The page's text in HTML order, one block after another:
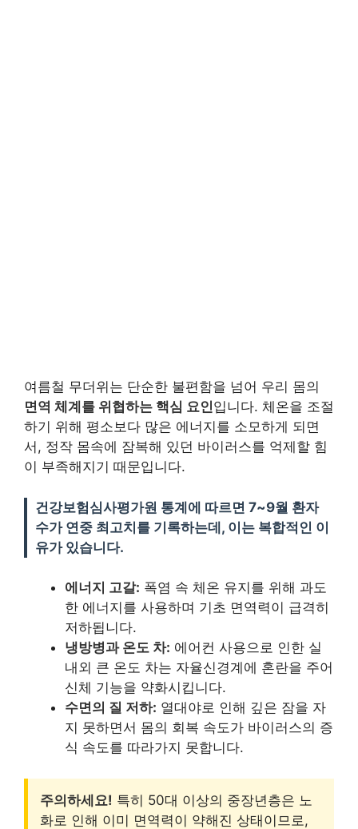
여름철 무더위는 단순한 불편함을 넘어 우리 몸의
면역 체계를 위협하는 핵심 요인입니다. 체온을 조절
하기 위해 평소보다 많은 에너지를 소모하게 되면
서, 정작 몸속에 잠복해 있던 바이러스를 억제할 힘
이 부족해지기 때문입니다.
건강보험심사평가원 통계에 따르면 7~9월 환자
수가 연중 최고치를 기록하는데, 이는 복합적인 이
유가 있습니다.
에너지 고갈: 폭염 속 체온 유지를 위해 과도
한 에너지를 사용하며 기초 면역력이 급격히
저하됩니다.
냉방병과 온도 차: 에어컨 사용으로 인한 실
내외 큰 온도 차는 자율신경계에 혼란을 주어
신체 기능을 약화시킵니다.
수면의 질 저하: 열대야로 인해 깊은 잠을 자
지 못하면서 몸의 회복 속도가 바이러스의 증
식 속도를 따라가지 못합니다.
주의하세요! 특히 50대 이상의 중장년층은 노
화로 인해 이미 면역력이 약해진 상태이므로,